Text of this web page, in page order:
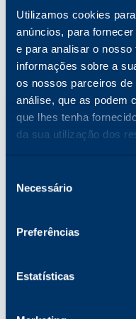
Utilizamos cookies
anúncios, para
e para analisar o nosso
informações sobre a
os nossos parceiros
análise, que as podem
que lhes tenha
da sua utilização dos
Necessário
Preferências
Estatísticas
Com sede em
a Katun
principais
consumíveis de
OEM e uma
e serviços para
e impressoras
2024, a Katun
primeira linha
de 45 anos de
aproximadamente
experiência no